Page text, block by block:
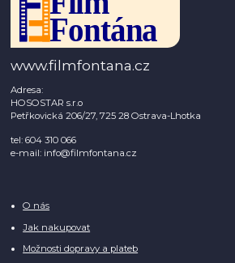
www.filmfontana.cz
Adresa:
HOSOSTAR s.r.o
Petřkovická 206/27, 725 28 Ostrava-Lhotka
tel: 604 310 066
e-mail: info@filmfontana.cz
O nás
Jak nakupovat
Možnosti dopravy a plateb